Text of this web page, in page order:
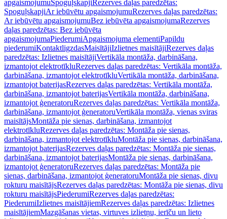
apgaismojumuSpoguļskapjiRezerves daļas paredzētas:
SpoguļskapjiAr iebūvētu apgaismojumuRezerves daļas paredzētas:
Ar iebūvētu apgaismojumuBez iebūvēta apgaismojumaRezerves
daļas paredzētas: Bez iebūvēta
apgaismojumaPiederumiApgaismojuma elementiPapildu
piederumiKontaktligzdasMaisītājiIzlietnes maisītājiRezerves daļas
paredzētas: Izlietnes maisītājiVertikāla montāža, darbināšana,
izmantojot elektrotīkluRezerves daļas paredzētas: Vertikāla montāža,
darbināšana, izmantojot elektrotīkluVertikāla montāža, darbināšana,
izmantojot baterijasRezerves daļas paredzētas: Vertikāla montāža,
darbināšana, izmantojot baterijasVertikāla montāža, darbināšana,
izmantojot ģeneratoruRezerves daļas paredzētas: Vertikāla montāža,
darbināšana, izmantojot ģeneratoruVertikāla montāža, vienas sviras
maisītājsMontāža pie sienas, darbināšana, izmantojot
elektrotīkluRezerves daļas paredzētas: Montāža pie sienas,
darbināšana, izmantojot elektrotīkluMontāža pie sienas, darbināšana,
izmantojot baterijasRezerves daļas paredzētas: Montāža pie sienas,
darbināšana, izmantojot baterijasMontāža pie sienas, darbināšana,
izmantojot ģeneratoruRezerves daļas paredzētas: Montāža pie
sienas, darbināšana, izmantojot ģeneratoruMontāža pie sienas, divu
rokturu maisītājsRezerves daļas paredzētas: Montāža pie sienas, divu
rokturu maisītājsPiederumiRezerves daļas paredzētas:
PiederumiIzlietnes maisītājiemRezerves daļas paredzētas: Izlietnes
maisītājiemMazgāšanas vietas, virtuves izlietņu, ierīču un lieto